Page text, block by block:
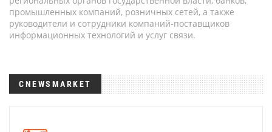
промышленных компаний, розничных сетей, а также
руководители и сотрудники компаний-поставщиков
информационных технологий и услуг связи.
CNEWSMARKET